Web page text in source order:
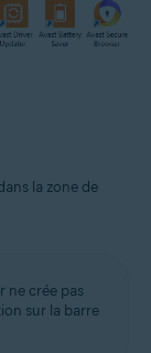
la zone de
ne crée pas
sur la barre